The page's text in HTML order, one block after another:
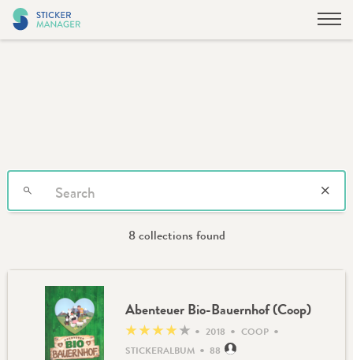
8 collections found
Abenteuer Bio-Bauernhof (Coop)
★★★★★ • 2018 • COOP •
STICKERALBUM • 88